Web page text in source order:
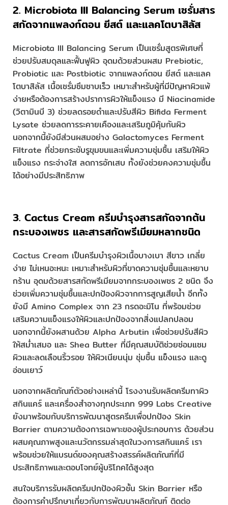
2. Microbiota III Balancing Serum เซรั่มสาร
สกัดจากแพลงก์ตอน ยีสต์ และแลคโตบาสิลัส
Microbiota III Balancing Serum เป็นเซรั่มสูตรพิเศษที่
ช่วยปรับสมดุลและฟื้นฟูผิว อุดมด้วยส่วนผสม Prebiotic,
Probiotic และ Postbiotic จากแพลงก์ตอน ยีสต์ และแลค
โตบาสิลัส เนื้อเซรั่มซึมซาบเร็ว เหมาะสำหรับผู้ที่มีปัญหาผิวแพ้
ง่ายหรือต้องการสร้างปราการผิวให้แข็งแรง มี Niacinamide
(วิตามินบี 3) ช่วยลดรอยดำและปรับสีผิว Bifida Ferment
Lysate ช่วยลดการระคายเคืองและเสริมภูมิคุ้มกันผิว
นอกจากนี้ยังมีส่วนผสมอย่าง Galactomyces Ferment
Filtrate ที่ช่วยกระชับรูขุมขนและเพิ่มความชุ่มชื้น เสริมให้ผิว
แข็งแรง กระจ่างใส ลดการอักเสบ ทั้งยังช่วยคงความชุ่มชื้น
ได้อย่างมีประสิทธิภาพ
3. Cactus Cream ครีมบำรุงสารสกัดจากต้น
กระบองเพชร และสารสกัดพรีเมียมหลากชนิด
Cactus Cream เป็นครีมบำรุงผิวเนื้อบางเบา สีขาว เกลี่ย
ง่าย ไม่เหนอะหนะ เหมาะสำหรับผิวที่ขาดความชุ่มชื้นและหยาบ
กร้าน อุดมด้วยสารสกัดพรีเมียมจากกระบองเพชร 2 ชนิด จึง
ช่วยเพิ่มความชุ่มชื้นและปกป้องผิวจากการสูญเสียน้ำ อีกทั้ง
ยังมี Amino Complex จาก 23 กรดอะมิโน ที่พร้อมช่วย
เสริมความแข็งแรงให้ผิวและปกป้องจากสิ่งแปลกปลอม
นอกจากนี้ยังผสานด้วย Alpha Arbutin เพื่อช่วยปรับสีผิว
ให้สม่ำเสมอ และ Shea Butter ที่มีคุณสมบัติช่วยซ่อมแซม
ผิวและลดเลือนริ้วรอย ให้ผิวเนียนนุ่ม ชุ่มชื้น แข็งแรง และดู
อ่อนเยาว์
นอกจากผลิตภัณฑ์ตัวอย่างเหล่านี้ โรงงานรับผลิตครีมทาผิว
สกินแคร์ และเครื่องสำอางทุกประเภท 999 Labs Creative
ยังมาพร้อมกับบริการพัฒนาสูตรครีมเพื่อปกป้อง Skin
Barrier ตามความต้องการเฉพาะของผู้ประกอบการ ด้วยส่วน
ผสมคุณภาพสูงและนวัตกรรมล่าสุดในวงการสกินแคร์ เรา
พร้อมช่วยให้แบรนด์ของคุณสร้างสรรค์ผลิตภัณฑ์ที่มี
ประสิทธิภาพและตอบโจทย์ผู้บริโภคได้สูงสุด
สนใจบริการรับผลิตครีมปกป้องผิวชั้น Skin Barrier หรือ
ต้องการคำปรึกษาเกี่ยวกับการพัฒนาผลิตภัณฑ์ ติดต่อ